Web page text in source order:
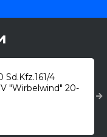
Sd.Kfz.161/4
"Wirbelwind" 20-